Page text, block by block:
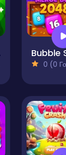
0 (0